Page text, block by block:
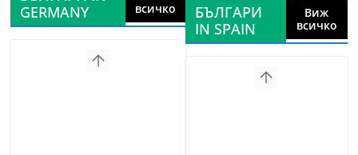
GERMANY
всичко
БЪЛГАРИ
IN SPAIN
Виж
всичко